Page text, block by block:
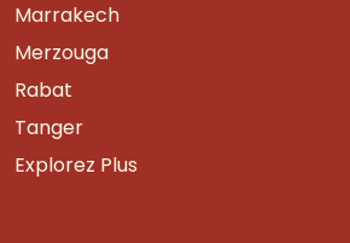
Marrakech
Merzouga
Rabat
Tanger
Explorez Plus